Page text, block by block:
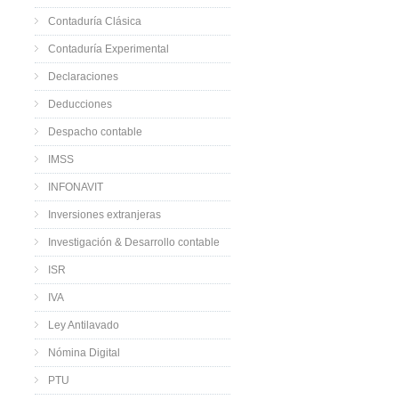
Contaduría Clásica
Contaduría Experimental
Declaraciones
Deducciones
Despacho contable
IMSS
INFONAVIT
Inversiones extranjeras
Investigación & Desarrollo contable
ISR
IVA
Ley Antilavado
Nómina Digital
PTU